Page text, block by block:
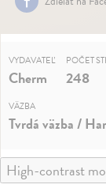
VYDAVATEĽ
Cherm
POČET
248
VÄZBA
Tvrdá väzba /
High-contrast